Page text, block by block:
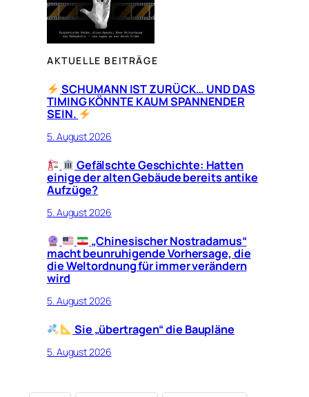
AKTUELLE BEITRÄGE
SCHUMANN IST ZURÜCK… UND DAS
TIMING KÖNNTE KAUM SPANNENDER
SEIN.
5. August 2026
Gefälschte Geschichte: Hatten
einige der alten Gebäude bereits antike
Aufzüge?
5. August 2026
„Chinesischer Nostradamus“
macht beunruhigende Vorhersage, die
die Weltordnung für immer verändern
wird
5. August 2026
Sie „übertragen“ die Baupläne
5. August 2026